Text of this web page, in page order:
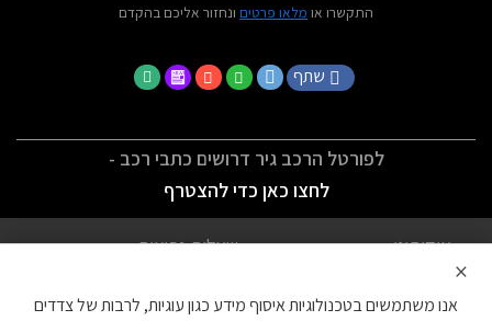
התקשרו או מלאו פרטים ונחזור אליכם בהקדם
שתף
לפורטל הרכב גיר דרושים כתבי רכב -
לחצו כאן כדי להצטרף
אודותינו
שאלות נפוצות
×
אנו משתמשים בטכנולוגיות איסוף מידע כגון עוגיות, לרבות של צדדים